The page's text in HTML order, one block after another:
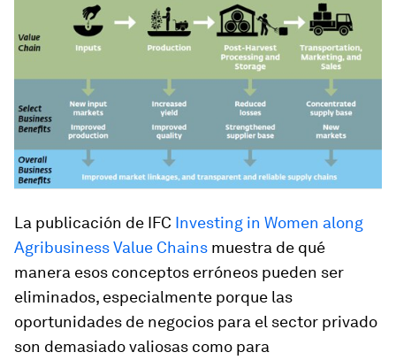
La publicación de IFC Investing in Women along
Agribusiness Value Chains muestra de qué
manera esos conceptos erróneos pueden ser
eliminados, especialmente porque las
oportunidades de negocios para el sector privado
son demasiado valiosas como para